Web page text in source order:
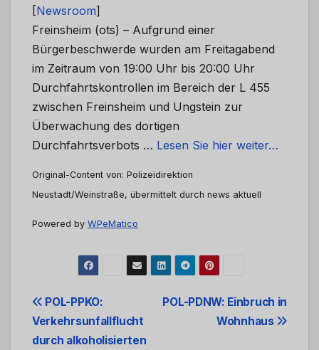
[Newsroom]
Freinsheim (ots) – Aufgrund einer
Bürgerbeschwerde wurden am Freitagabend
im Zeitraum von 19:00 Uhr bis 20:00 Uhr
Durchfahrtskontrollen im Bereich der L 455
zwischen Freinsheim und Ungstein zur
Überwachung des dortigen
Durchfahrtsverbots … Lesen Sie hier weiter…
Original-Content von: Polizeidirektion
Neustadt/Weinstraße, übermittelt durch news aktuell
Powered by WPeMatico
Beitrags-
Navigation
POL-PDNW: Einbruch in
Wohnhaus
POL-PPKO:
Verkehrsunfallflucht
durch alkoholisierten